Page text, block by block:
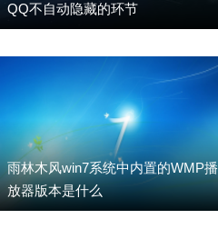
QQ不自动隐藏的环节
雨林木风win7系统中内置的WMP播
放器版本是什么